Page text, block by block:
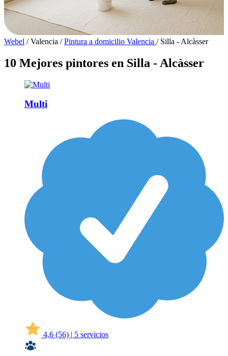
Webel / Valencia / Pintura a domicilio Valencia / Silla - Alcàsser
10 Mejores pintores en Silla - Alcàsser
Multi
4,6 (56) | 5 servicios